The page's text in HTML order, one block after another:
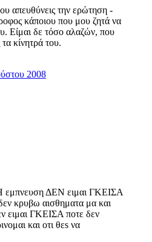
απευθύνεις την ερώτηση -
κάποιου που μου ζητά να
Είμαι δε τόσο αλαζών, που
κίνητρά του.
2008
ΔΕΝ ειμαι ΓΚΕΙΣΑ
κρυβω αισθηματα μα και
ειμαι ΓΚΕΙΣΑ ποτε δεν
και οτι θεs να